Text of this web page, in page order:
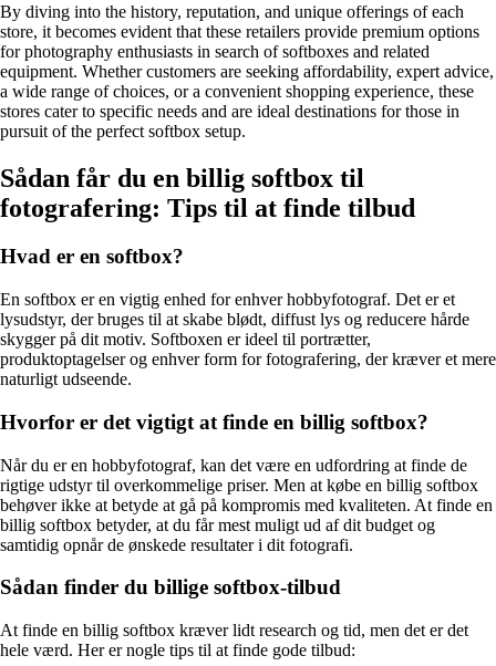
By diving into the history, reputation, and unique offerings of each
store, it becomes evident that these retailers provide premium options
for photography enthusiasts in search of softboxes and related
equipment. Whether customers are seeking affordability, expert advice,
a wide range of choices, or a convenient shopping experience, these
stores cater to specific needs and are ideal destinations for those in
pursuit of the perfect softbox setup.
Sådan får du en billig softbox til
fotografering: Tips til at finde tilbud
Hvad er en softbox?
En softbox er en vigtig enhed for enhver hobbyfotograf. Det er et
lysudstyr, der bruges til at skabe blødt, diffust lys og reducere hårde
skygger på dit motiv. Softboxen er ideel til portrætter,
produktoptagelser og enhver form for fotografering, der kræver et mere
naturligt udseende.
Hvorfor er det vigtigt at finde en billig softbox?
Når du er en hobbyfotograf, kan det være en udfordring at finde de
rigtige udstyr til overkommelige priser. Men at købe en billig softbox
behøver ikke at betyde at gå på kompromis med kvaliteten. At finde en
billig softbox betyder, at du får mest muligt ud af dit budget og
samtidig opnår de ønskede resultater i dit fotografi.
Sådan finder du billige softbox-tilbud
At finde en billig softbox kræver lidt research og tid, men det er det
hele værd. Her er nogle tips til at finde gode tilbud: